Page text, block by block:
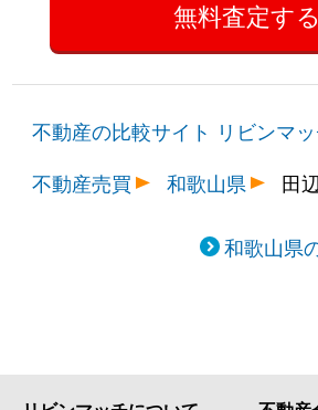
不動産の比較サイト リビンマ
不動産売買
和歌山県 田
和歌山県